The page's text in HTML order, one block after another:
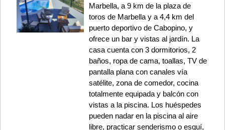
Marbella, a 9 km de la plaza de
toros de Marbella y a 4,4 km del
puerto deportivo de Cabopino, y
ofrece un bar y vistas al jardín. La
casa cuenta con 3 dormitorios, 2
baños, ropa de cama, toallas, TV de
pantalla plana con canales vía
satélite, zona de comedor, cocina
totalmente equipada y balcón con
vistas a la piscina. Los huéspedes
pueden nadar en la piscina al aire
libre, practicar senderismo o esquí,